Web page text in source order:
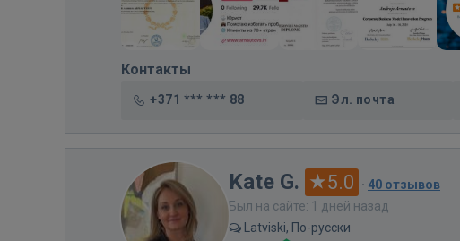
Контакты
+371 *** *** 88 Эл. почта
Kate G. 5.0 · 40 отзывов
Был на сайте: 1 дней назад
Latviski, По-русски